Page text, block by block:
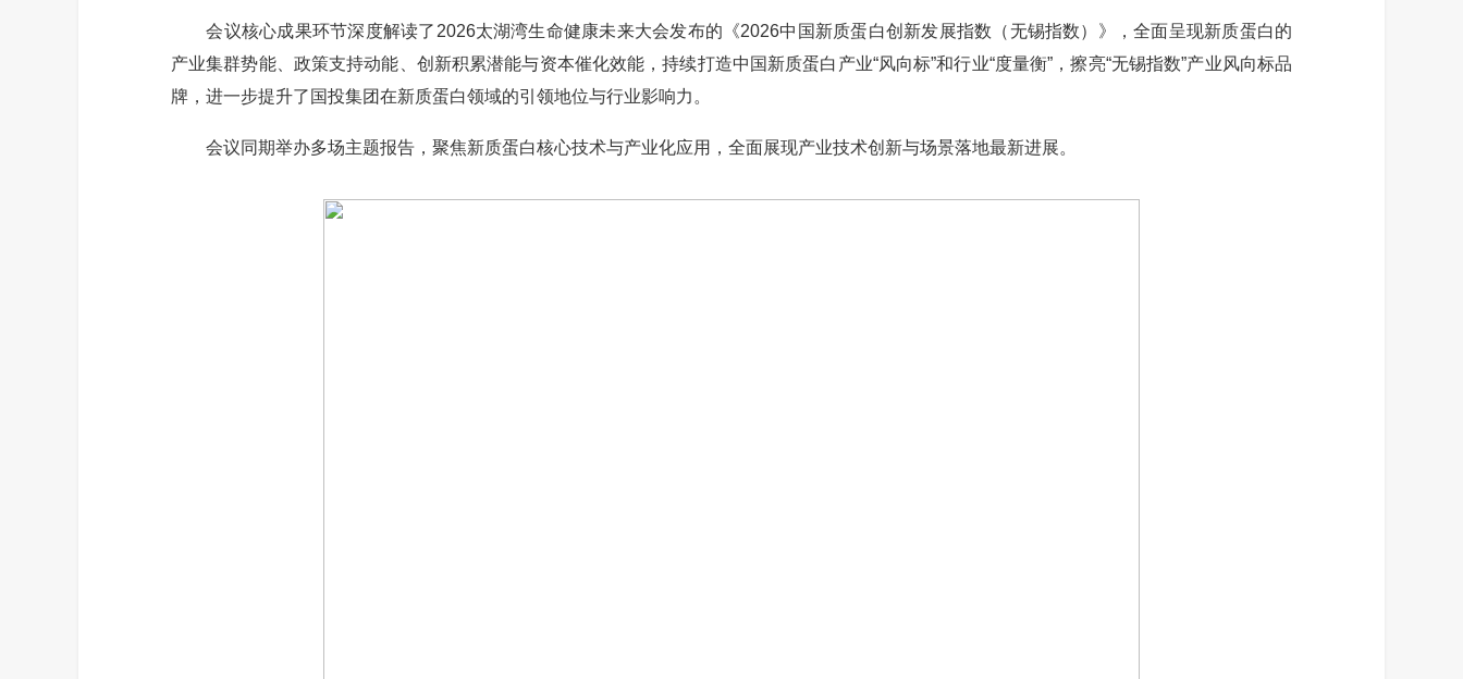
会议核心成果环节深度解读了2026太湖湾生命健康未来大会发布的《2026中国新质蛋白创新发展指数（无锡指数）》，全面呈现新质蛋白的
产业集群势能、政策支持动能、创新积累潜能与资本催化效能，持续打造中国新质蛋白产业“风向标”和行业“度量衡”，擦亮“无锡指数”产业风向标品
牌，进一步提升了国投集团在新质蛋白领域的引领地位与行业影响力。
会议同期举办多场主题报告，聚焦新质蛋白核心技术与产业化应用，全面展现产业技术创新与场景落地最新进展。